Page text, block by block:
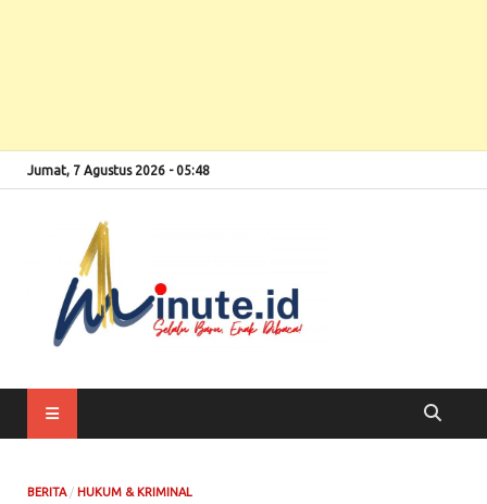
Jumat, 7 Agustus 2026 - 05:48
BERITA/ HUKUM & KRIMINAL